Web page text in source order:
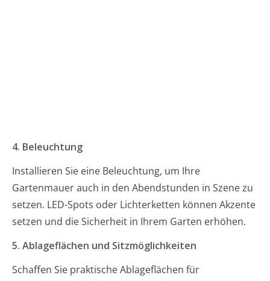
4. Beleuchtung
Installieren Sie eine Beleuchtung, um Ihre
Gartenmauer auch in den Abendstunden in Szene zu
setzen. LED-Spots oder Lichterketten können Akzente
setzen und die Sicherheit in Ihrem Garten erhöhen.
5. Ablageflächen und Sitzmöglichkeiten
Schaffen Sie praktische Ablageflächen für